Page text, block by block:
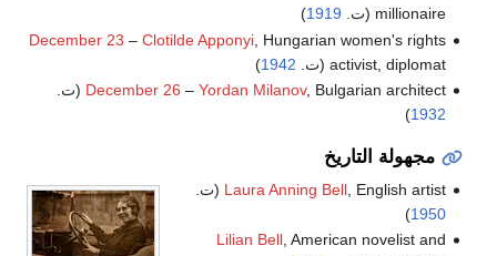
millionaire (ت.
1919
)
December 23 – Clotilde Apponyi, Hungarian women's rights
activist, diplomat (ت.
1942
)
December 26 – Yordan Milanov, Bulgarian architect (ت.
1932
)
مجهولة التاريخ
Laura Anning Bell, English artist (ت.
1950
)
Lilian Bell, American novelist and